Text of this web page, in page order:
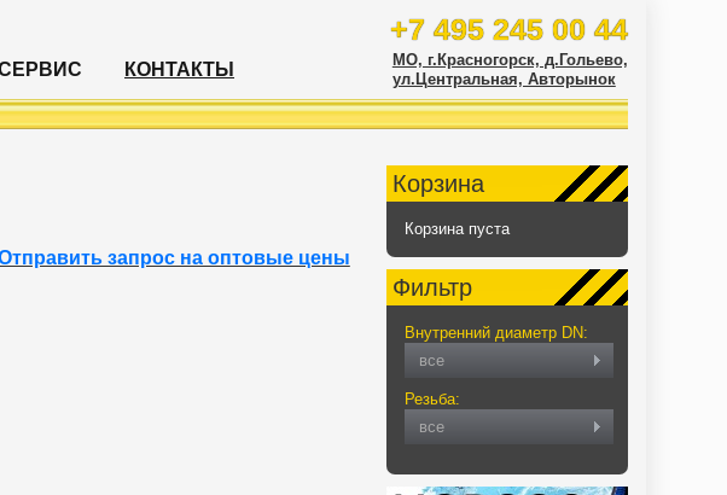
+7 495 245 00 44
МО, г.Красногорск, д.Гольево,
ул.Центральная, Авторынок
КОНТАКТЫ
запрос на оптовые цены
Корзина
Корзина пуста
Фильтр
Внутренний диаметр DN:
все
Резьба:
все